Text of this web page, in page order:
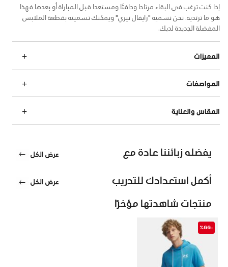
إذا كنت ترغب في البقاء مرتاحا ودافئا ومستعدا قبل المباراة أو بعدها فهذا
هو ما ترتديه. نحن نسميه "رايفال تيري" ويمكنك تسميته بقطعة الملابس
المفضلة الجديدة لديك.
المميزات
المواصفات
المقاس والعناية
يفضله زبائننا عادة مع عرض الكل
أكمل استعدادك للتدريب عرض الكل
منتجات شاهدتها مؤخرًا
-%66